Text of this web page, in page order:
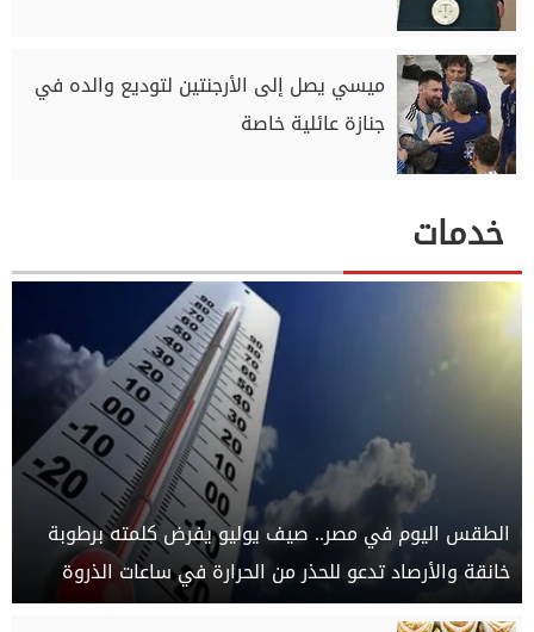
ميسي يصل إلى الأرجنتين لتوديع والده في
جنازة عائلية خاصة
خدمات
الطقس اليوم في مصر.. صيف يوليو يفرض كلمته برطوبة
خانقة والأرصاد تدعو للحذر من الحرارة في ساعات الذروة